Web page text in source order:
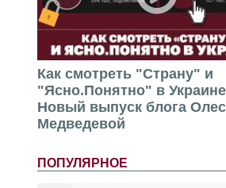
Как смотреть "Страну" и
"Ясно.Понятно" в
Новый выпуск блога
Медведевой
ПОПУЛЯРНОЕ